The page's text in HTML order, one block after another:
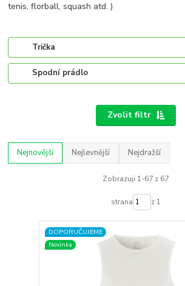
tenis, florball, squash atd. )
Trička
Spodní prádlo
Zvolit filtr
Nejnovější Nejlevnější Nejdražší
Zobrazuji 1-67 z 67
strana z 1
DOPORUČUJEME
Novinka